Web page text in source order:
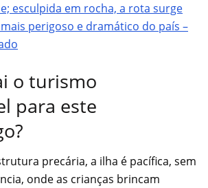
esculpida em rocha, a rota surge
perigoso e dramático do país –
o turismo
para este
precária, a ilha é pacífica, sem
onde as crianças brincam